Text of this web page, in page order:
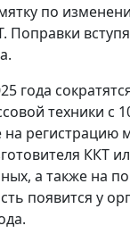
по
Поправки
года
техники с
на регистрацию
ККТ
а также на
появится у